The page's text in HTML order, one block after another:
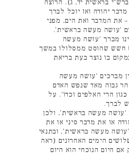
בראשית יד, ג). הרוצה
יהודה ואז יוכל לברך
את המדבר ואת הים, מפני
'עושה מעשה בראשית'.
מברך 'עושה מעשה
חשש שהוסט ממסלולו במשך
בו נוצר בעת בריאת
מברכים 'עושה מעשה
גבוה מאד שנפש האדם
הרי האלפים וכדו'. על
לברך.
'עושה מעשה בראשית', ולכן
או את מדבר סיני או את
מעשה בראשית', ובתנאי
הימים האחרונים (ראה
היום הנוכחי הוא היום